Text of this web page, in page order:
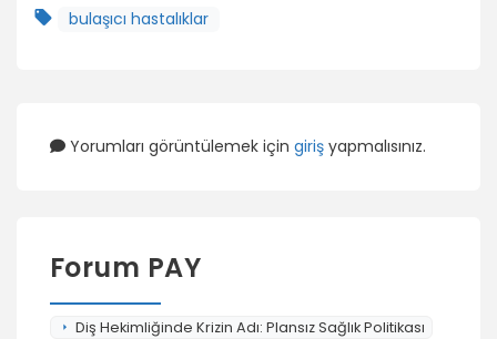
bulaşıcı hastalıklar
Yorumları görüntülemek için giriş yapmalısınız.
Forum PAY
Diş Hekimliğinde Krizin Adı: Plansız Sağlık Politikası